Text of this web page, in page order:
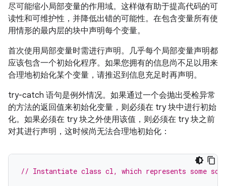
尽可能缩小局部变量的作用域。这样做有助于提高代码的可
读性和可维护性，并降低出错的可能性。在包含变量所有使
用情形的最内层的块中声明每个变量。
首次使用局部变量时需进行声明。几乎每个局部变量声明都
应该包含一个初始化程序。如果您拥有的信息尚不足以用来
合理地初始化某个变量，请推迟到信息充足时再声明。
try-catch 语句是例外情况。如果通过一个会抛出受检异常
的方法的返回值来初始化变量，则必须在 try 块中进行初始
化。如果必须在 try 块之外使用该值，则必须在 try 块之前
对其进行声明，这时候尚无法合理地初始化：
// Instantiate class cl, which represents some